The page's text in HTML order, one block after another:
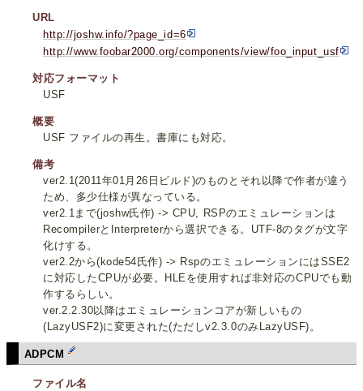
URL
http://joshw.info/?page_id=6
http://www.foobar2000.org/components/view/foo_input_usf
対応フォーマット
USF
概要
USF ファイルの再生。書庫にも対応。
備考
ver2.1(2011年01月26日ビルド)のものとそれ以降で作者が違う
ため、多少仕様が異なっている。
ver2.1まで(joshw氏作) -> CPU, RSPのエミュレーションは
RecompilerとInterpreterから選択できる。UTF-8のタグが文字
化けする。
ver2.2から(kode54氏作) -> RspのエミュレーションにはSSE2
に対応したCPUが必要。HLEを使用すれば非対応のCPUでも動
作するらしい。
ver.2.2.30以降はエミュレーションコアが新しいもの
(LazyUSF2)に変更された(ただしv2.3.0のみLazyUSF)。
ADPCM
ファイル名